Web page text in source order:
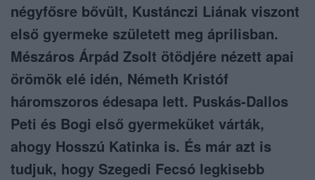
négyfősre bővült, Kustánczi Liának viszont
első gyermeke született meg áprilisban.
Mészáros Árpád Zsolt ötödjére nézett apai
örömök elé idén, Németh Kristóf
háromszoros édesapa lett. Puskás-Dallos
Peti és Bogi első gyermeküket várták,
ahogy Hosszú Katinka is. És már azt is
tudjuk, hogy Szegedi Fecsó legkisebb